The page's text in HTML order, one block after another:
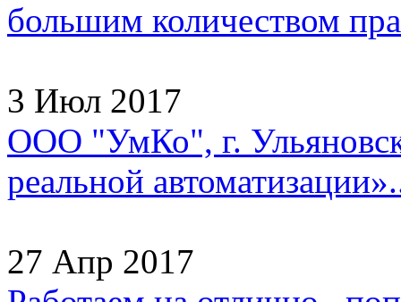
большим количеством
3 Июл 2017
ООО "УмКо", г.
реальной
27 Апр 2017